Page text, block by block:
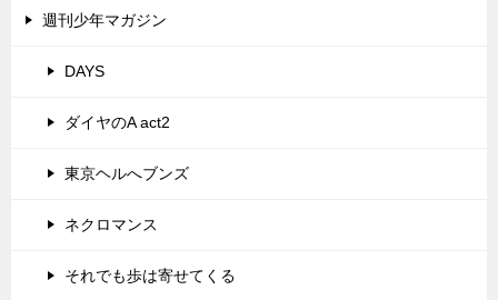
週刊少年マガジン
DAYS
ダイヤのA act2
東京ヘルへブンズ
ネクロマンス
それでも歩は寄せてくる